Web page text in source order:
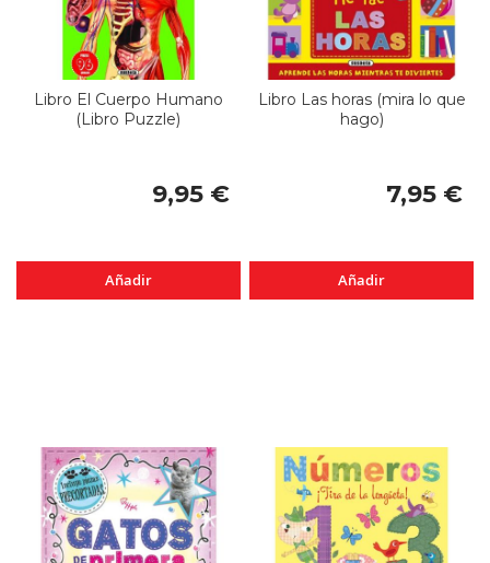
Libro El Cuerpo Humano
(Libro Puzzle)
9,95 €
Añadir
Libro Las horas (mira lo que
hago)
7,95 €
Añadir